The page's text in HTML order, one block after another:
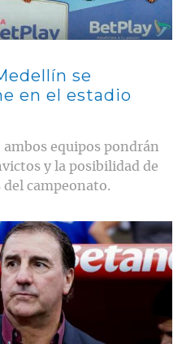
se
en el estadio
equipos pondrán
y la posibilidad de
campeonato.